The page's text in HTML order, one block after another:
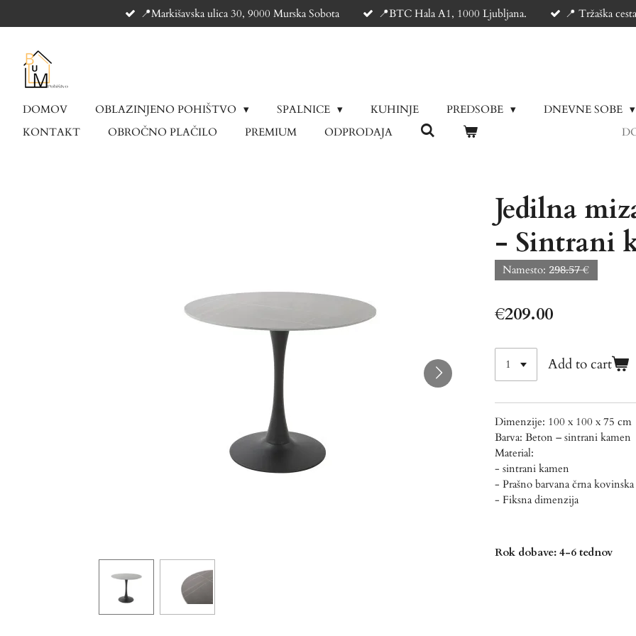
to
content
📍Markišavska ulica 30, 9000 Murska Sobota 📍BTC Hala A1, 1000 Ljubljana. 📍 Tržaška
DOMOV OBLAZINJENO POHIŠTVO SPALNICE KUHINJE PREDSOBE
DNEVNE SOBE
KONTAKT
OBROČNO PLAČILO PREMIUM ODPRODAJA
Jedilna
- Sintrani
Namesto: 2̶9̶8̶.̶5̶7̶ €
€209.00
Add to cart
Dimenzije: 100 x 100 x 75 cm
Barva: Beton – sintrani kamen
Material:
- sintrani kamen
- Prašno barvana črna
- Fiksna dimenzija
Rok dobave: 4-6 tednov